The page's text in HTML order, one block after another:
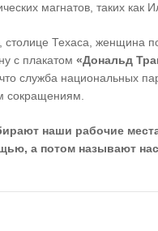
магнатов, таких как
столице Техаса, женщина
с плакатом «Дональд
служба национальных
сокращениям.
наши рабочие
а потом называют